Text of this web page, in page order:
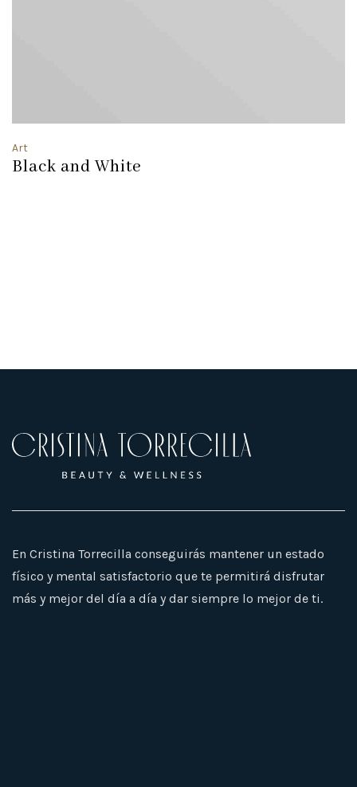
Art
Black and White
En Cristina Torrecilla conseguirás mantener un estado
físico y mental satisfactorio que te permitirá disfrutar
más y mejor del día a día y dar siempre lo mejor de ti.